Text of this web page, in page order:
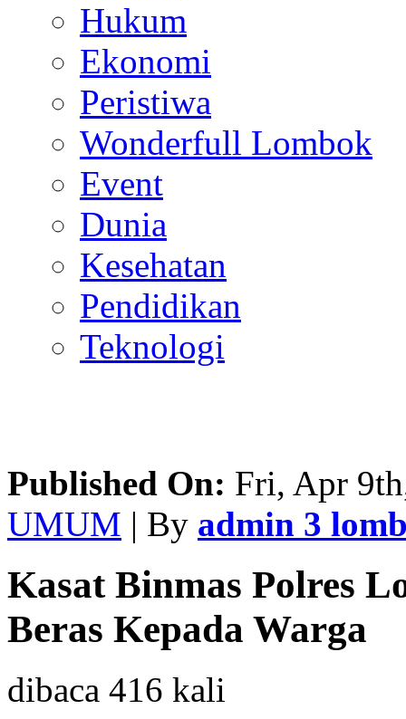
Hukum
Ekonomi
Peristiwa
Wonderfull Lombok
Event
Dunia
Kesehatan
Pendidikan
Teknologi
Published On: Fri, Apr
UMUM | By admin 3
Kasat Binmas Polres
Beras Kepada Warga
dibaca 416 kali